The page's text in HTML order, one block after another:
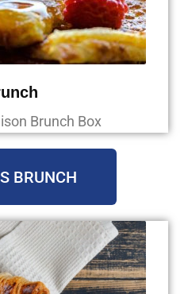
Brunch Box
BRUNCH